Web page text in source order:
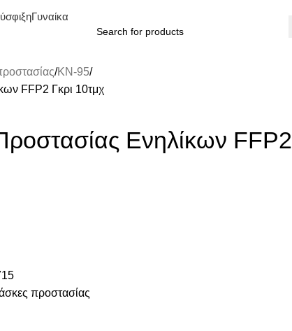
Γυναίκα
KN-95
FFP2 Γκρι 10τμχ
Ενηλίκων FFP2
προστασίας